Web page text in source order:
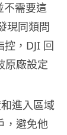
不需要這
現同類問
，DJI 回
原廠設定
進入區域
，避免他